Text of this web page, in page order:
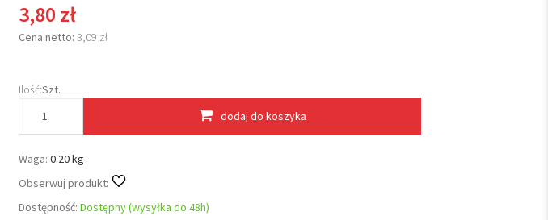
3,80 zł
Cena netto: 3,09 zł
Ilość:Szt.
dodaj do koszyka
Waga: 0.20 kg
Obserwuj produkt:
Dostępność: Dostępny (wysyłka do 48h)